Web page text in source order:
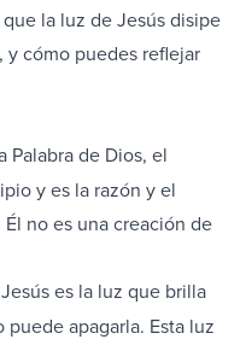
la luz de Jesús disipe
y cómo puedes reflejar
Palabra de Dios, el
y es la razón y el
no es una creación de
Jesús es la luz que brilla
apagarla. Esta luz